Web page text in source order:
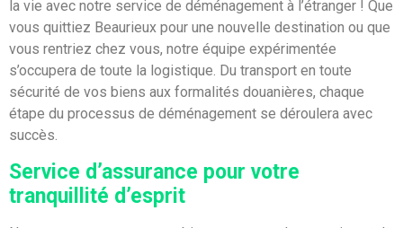
la vie avec notre service de déménagement à l’étranger ! Que
vous quittiez Beaurieux pour une nouvelle destination ou que
vous rentriez chez vous, notre équipe expérimentée
s’occupera de toute la logistique. Du transport en toute
sécurité de vos biens aux formalités douanières, chaque
étape du processus de déménagement se déroulera avec
succès.
Service d’assurance pour votre
tranquillité d’esprit